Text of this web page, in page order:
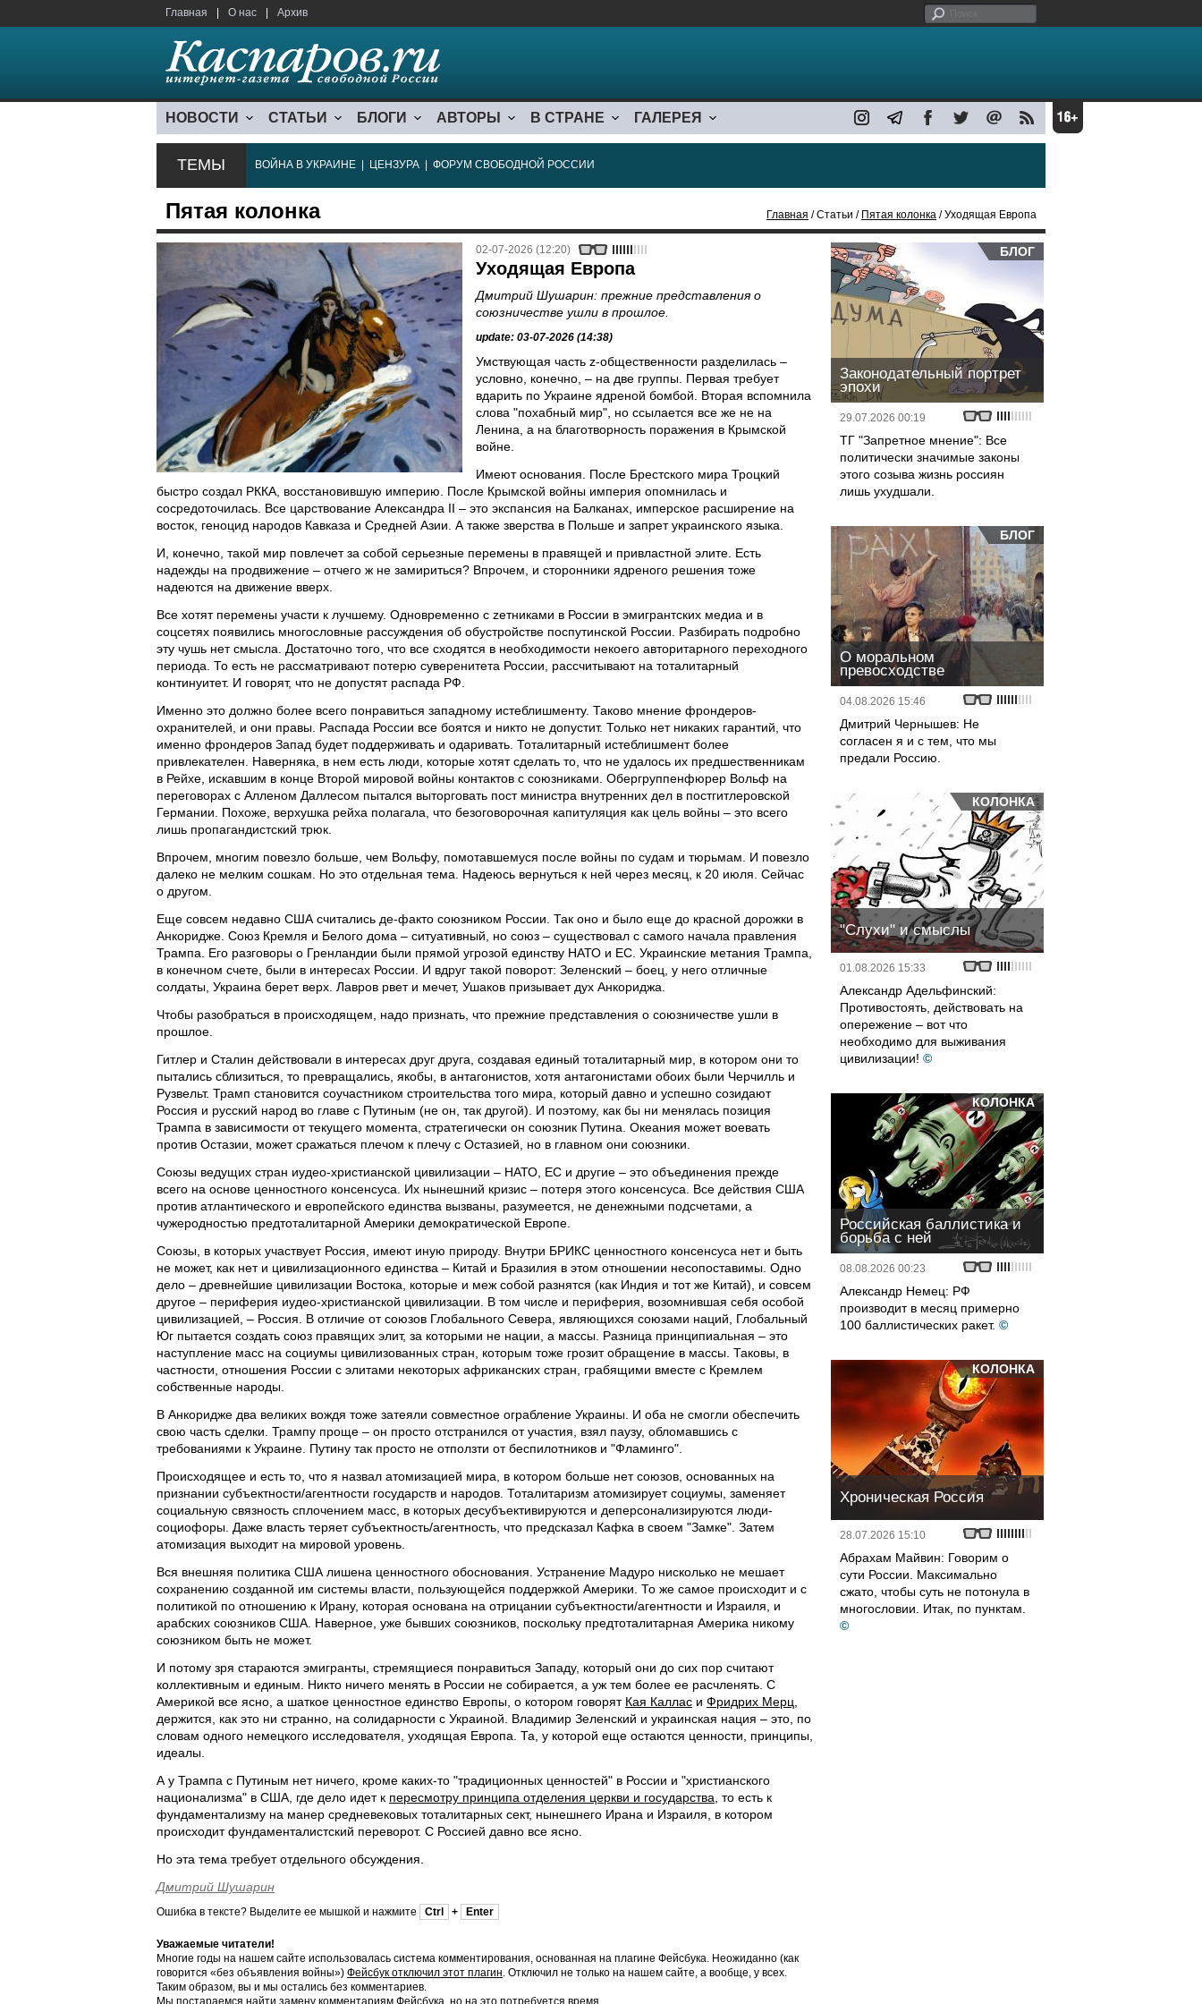
Главная О нас Архив
НОВОСТИ СТАТЬИ БЛОГИ АВТОРЫ В СТРАНЕ ГАЛЕРЕЯ
ТЕМЫ ВОЙНА В УКРАИНЕ ЦЕНЗУРА ФОРУМ СВОБОДНОЙ РОССИИ
Пятая колонка Главная / Статьи / Пятая колонка / Уходящая Европа
02-07-2026 (12:20)
Уходящая Европа
Дмитрий Шушарин: прежние представления о
союзничестве ушли в прошлое.
update: 03-07-2026 (14:38)
Умствующая часть z-общественности разделилась –
условно, конечно, – на две группы. Первая требует
вдарить по Украине ядреной бомбой. Вторая вспомнила
слова "похабный мир", но ссылается все же не на
Ленина, а на благотворность поражения в Крымской
войне.
Имеют основания. После Брестского мира Троцкий
быстро создал РККА, восстановившую империю. После Крымской войны империя опомнилась и
сосредоточилась. Все царствование Александра II – это экспансия на Балканах, имперское расширение на
восток, геноцид народов Кавказа и Средней Азии. А также зверства в Польше и запрет украинского языка.
И, конечно, такой мир повлечет за собой серьезные перемены в правящей и привластной элите. Есть
надежды на продвижение – отчего ж не замириться? Впрочем, и сторонники ядреного решения тоже
надеются на движение вверх.
Все хотят перемены участи к лучшему. Одновременно с zетниками в России в эмигрантских медиа и в
соцсетях появились многословные рассуждения об обустройстве поспутинской России. Разбирать подробно
эту чушь нет смысла. Достаточно того, что все сходятся в необходимости некоего авторитарного переходного
периода. То есть не рассматривают потерю суверенитета России, рассчитывают на тоталитарный
континуитет. И говорят, что не допустят распада РФ.
Именно это должно более всего понравиться западному истеблишменту. Таково мнение фрондеров-
охранителей, и они правы. Распада России все боятся и никто не допустит. Только нет никаких гарантий, что
именно фрондеров Запад будет поддерживать и одаривать. Тоталитарный истеблишмент более
привлекателен. Наверняка, в нем есть люди, которые хотят сделать то, что не удалось их предшественникам
в Рейхе, искавшим в конце Второй мировой войны контактов с союзниками. Обергруппенфюрер Вольф на
переговорах с Алленом Даллесом пытался выторговать пост министра внутренних дел в постгитлеровской
Германии. Похоже, верхушка рейха полагала, что безоговорочная капитуляция как цель войны – это всего
лишь пропагандистский трюк.
Впрочем, многим повезло больше, чем Вольфу, помотавшемуся после войны по судам и тюрьмам. И повезло
далеко не мелким сошкам. Но это отдельная тема. Надеюсь вернуться к ней через месяц, к 20 июля. Сейчас
о другом.
Еще совсем недавно США считались де-факто союзником России. Так оно и было еще до красной дорожки в
Анкоридже. Союз Кремля и Белого дома – ситуативный, но союз – существовал с самого начала правления
Трампа. Его разговоры о Гренландии были прямой угрозой единству НАТО и ЕС. Украинские метания Трампа,
в конечном счете, были в интересах России. И вдруг такой поворот: Зеленский – боец, у него отличные
солдаты, Украина берет верх. Лавров рвет и мечет, Ушаков призывает дух Анкориджа.
Чтобы разобраться в происходящем, надо признать, что прежние представления о союзничестве ушли в
прошлое.
Гитлер и Сталин действовали в интересах друг друга, создавая единый тоталитарный мир, в котором они то
пытались сблизиться, то превращались, якобы, в антагонистов, хотя антагонистами обоих были Черчилль и
Рузвельт. Трамп становится соучастником строительства того мира, который давно и успешно созидают
Россия и русский народ во главе с Путиным (не он, так другой). И поэтому, как бы ни менялась позиция
Трампа в зависимости от текущего момента, стратегически он союзник Путина. Океания может воевать
против Остазии, может сражаться плечом к плечу с Остазией, но в главном они союзники.
Союзы ведущих стран иудео-христианской цивилизации – НАТО, ЕС и другие – это объединения прежде
всего на основе ценностного консенсуса. Их нынешний кризис – потеря этого консенсуса. Все действия США
против атлантического и европейского единства вызваны, разумеется, не денежными подсчетами, а
чужеродностью предтоталитарной Америки демократической Европе.
Союзы, в которых участвует Россия, имеют иную природу. Внутри БРИКС ценностного консенсуса нет и быть
не может, как нет и цивилизационного единства – Китай и Бразилия в этом отношении несопоставимы. Одно
дело – древнейшие цивилизации Востока, которые и меж собой разнятся (как Индия и тот же Китай), и совсем
другое – периферия иудео-христианской цивилизации. В том числе и периферия, возомнившая себя особой
цивилизацией, – Россия. В отличие от союзов Глобального Севера, являющихся союзами наций, Глобальный
Юг пытается создать союз правящих элит, за которыми не нации, а массы. Разница принципиальная – это
наступление масс на социумы цивилизованных стран, которым тоже грозит обращение в массы. Таковы, в
частности, отношения России с элитами некоторых африканских стран, грабящими вместе с Кремлем
собственные народы.
В Анкоридже два великих вождя тоже затеяли совместное ограбление Украины. И оба не смогли обеспечить
свою часть сделки. Трампу проще – он просто отстранился от участия, взял паузу, обломавшись с
требованиями к Украине. Путину так просто не отползти от беспилотников и "Фламинго".
Происходящее и есть то, что я назвал атомизацией мира, в котором больше нет союзов, основанных на
признании субъектности/агентности государств и народов. Тоталитаризм атомизирует социумы, заменяет
социальную связность сплочением масс, в которых десубъективируются и деперсонализируются люди-
социофоры. Даже власть теряет субъектность/агентность, что предсказал Кафка в своем "Замке". Затем
атомизация выходит на мировой уровень.
Вся внешняя политика США лишена ценностного обоснования. Устранение Мадуро нисколько не мешает
сохранению созданной им системы власти, пользующейся поддержкой Америки. То же самое происходит и с
политикой по отношению к Ирану, которая основана на отрицании субъектности/агентности и Израиля, и
арабских союзников США. Наверное, уже бывших союзников, поскольку предтоталитарная Америка никому
союзником быть не может.
И потому зря стараются эмигранты, стремящиеся понравиться Западу, который они до сих пор считают
коллективным и единым. Никто ничего менять в России не собирается, а уж тем более ее расчленять. С
Америкой все ясно, а шаткое ценностное единство Европы, о котором говорят Кая Каллас и Фридрих Мерц
держится, как это ни странно, на солидарности с Украиной. Владимир Зеленский и украинская нация – это, по
словам одного немецкого исследователя, уходящая Европа. Та, у которой еще остаются ценности, принципы,
идеалы.
А у Трампа с Путиным нет ничего, кроме каких-то "традиционных ценностей" в России и "христианского
национализма" в США, где дело идет к пересмотру принципа отделения церкви и государства , то есть к
фундаментализму на манер средневековых тоталитарных сект, нынешнего Ирана и Израиля, в котором
происходит фундаменталистский переворот. С Россией давно все ясно.
Но эта тема требует отдельного обсуждения.
Дмитрий Шушарин
Ошибка в тексте? Выделите ее мышкой и нажмите Ctrl + Enter
Уважаемые читатели!
Многие годы на нашем сайте использовалась система комментирования, основанная на плагине Фейсбука. Неожиданно (как
говорится «без объявления войны») Фейсбук отключил этот плагин. Отключил не только на нашем сайте, а вообще, у всех.
Таким образом, вы и мы остались без комментариев.
Мы постараемся найти замену комментариям Фейсбука, но на это потребуется время.
БЛОГ
Законодательный портрет
эпохи
29.07.2026 00:19
ТГ "Запретное мнение": Все
политически значимые законы
этого созыва жизнь россиян
лишь ухудшали.
БЛОГ
О моральном
превосходстве
04.08.2026 15:46
Дмитрий Чернышев: Не
согласен я и с тем, что мы
предали Россию.
КОЛОНКА
"Слухи" и смыслы
01.08.2026 15:33
Александр Адельфинский:
Противостоять, действовать на
опережение – вот что
необходимо для выживания
цивилизации! ©
КОЛОНКА
Российская баллистика и
борьба с ней
08.08.2026 00:23
Александр Немец: РФ
производит в месяц примерно
100 баллистических ракет. ©
КОЛОНКА
Хроническая Россия
28.07.2026 15:10
Абрахам Майвин: Говорим о
сути России. Максимально
сжато, чтобы суть не потонула в
многословии. Итак, по пунктам.
©